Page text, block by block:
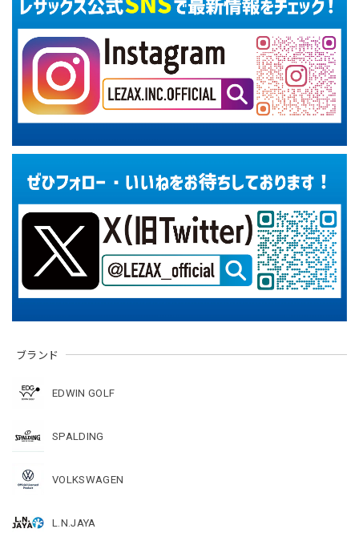
ブランド
EDWIN GOLF
SPALDING
VOLKSWAGEN
L.N.JAYA